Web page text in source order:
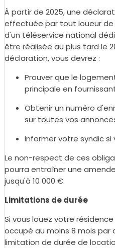
À partir de 2025, une
effectuée par tout loueur
d'un téléservice national
être réalisée au plus tard le
déclaration, vous devrez :
Prouver que le
principale en
Obtenir un numéro
sur toutes vos
Informer votre syndic
Le non-respect de ces
pourra entraîner une
jusqu'à 10 000 €.
Limitations de durée
Si vous louez votre
occupé au moins 8 mois par
limitation de durée de